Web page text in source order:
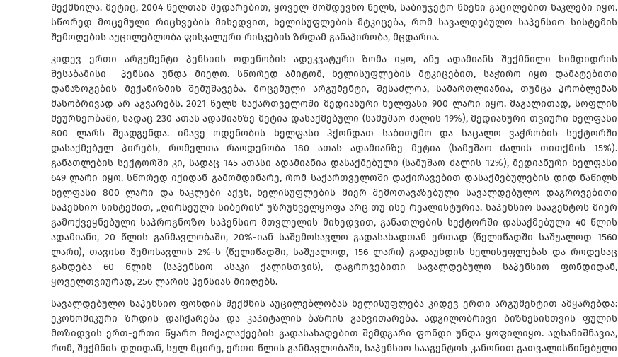
შექმნილა. მეტიც, 2004 წელთან შედარებით, ყოველ მომდევნო წელს, საბიუჯეტო წნეხი გაცილებით ნაკლები იყო.
სწორედ მოცემული რიცხვების მიხედვით, ხელისუფლების მტკიცება, რომ სავალდებულო საპენსიო სისტემის
შემოღების აუცილებლობა ფისკალური რისკების ზრდამ განაპირობა, მცდარია.
კიდევ ერთი არგუმენტი პენსიის ოდენობის ადეკვატური ზომა იყო, ანუ ადამიანს შექმნილი სიმდიდრის
შესაბამისი პენსია უნდა მიეღო. სწორედ ამიტომ, ხელისუფლების მტკიცებით, საჭირო იყო დამატებითი
დანაზოგების მექანიზმის შემუშავება. მოცემული არგუმენტი, შესაძლოა, სამართლიანია, თუმცა პრობლემას
მასობრივად არ აგვარებს. 2021 წელს საქართველოში მედიანური ხელფასი 900 ლარი იყო. მაგალითად, სოფლის
მეურნეობაში, სადაც 230 ათას ადამიანზე მეტია დასაქმებული (სამუშაო ძალის 19%), მედიანური თვიური ხელფასი
800 ლარს შეადგენდა. იმავე ოდენობის ხელფასი ჰქონდათ საბითუმო და საცალო ვაჭრობის სექტორში
დასაქმებულ პირებს, რომელთა რაოდენობა 180 ათას ადამიანზე მეტია (სამუშაო ძალის თითქმის 15%).
განათლების სექტორში კი, სადაც 145 ათასი ადამიანია დასაქმებული (სამუშაო ძალის 12%), მედიანური ხელფასი
649 ლარი იყო. სწორედ იქიდან გამომდინარე, რომ საქართველოში დაქირავებით დასაქმებულების დიდ ნაწილს
ხელფასი 800 ლარი და ნაკლები აქვს, ხელისუფლების მიერ შემოთავაზებული სავალდებულო დაგროვებითი
საპენსიო სისტემით, „ღირსეული სიბერის“ უზრუნველყოფა არც თუ ისე რეალისტურია. საპენსიო სააგენტოს მიერ
გამოქვეყნებული საპროგნოზო საპენსიო მთვლელის მიხედვით, განათლების სექტორში დასაქმებული 40 წლის
ადამიანი, 20 წლის განმავლობაში, 20%-იან საშემოსავლო გადასახადთან ერთად (წელიწადში საშუალოდ 1560
ლარი), თავისი შემოსავლის 2%-ს (წელიწადში, საშუალოდ, 156 ლარი) გადაუხდის ხელისუფლებას და როდესაც
გახდება 60 წლის (საპენსიო ასაკი ქალისთვის), დაგროვებითი სავალდებულო საპენსიო ფონდიდან,
ყოველთვიურად, 256 ლარის პენსიას მიიღებს.
სავალდებულო საპენსიო ფონდის შექმნის აუცილებლობას ხელისუფლება კიდევ ერთი არგუმენტით ამყარებდა:
ეკონომიკური ზრდის დაჩქარება და კაპიტალის ბაზრის განვითარება. ადგილობრივი ბიზნესისთვის ფულის
მოზიდვის ერთ-ერთი წყარო მოქალაქეების გადასახადებით შემდგარი ფონდი უნდა ყოფილიყო. აღსანიშნავია,
რომ, შექმნის დღიდან, სულ მცირე, ერთი წლის განმავლობაში, საპენსიო სააგენტოს კანონით გათვალისწინებული